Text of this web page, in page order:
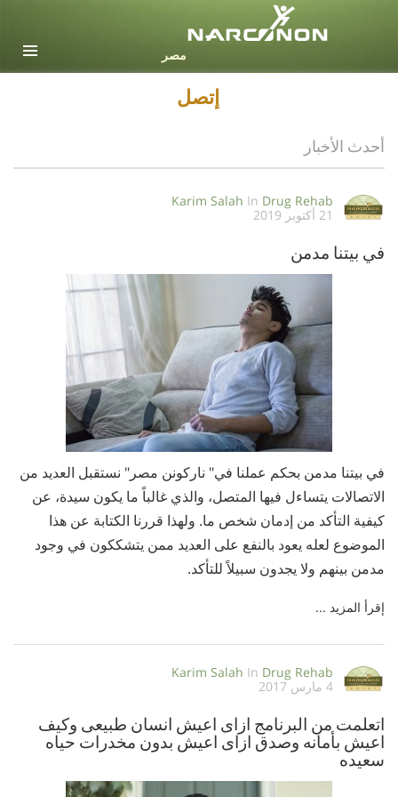
جميع المناطق / اللغات
إتصل
أحدث الأخبار
Karim Salah In Drug Rehab
21 أكتوبر 2019
في بيتنا مدمن
في بيتنا مدمن بحكم عملنا في" ناركونن مصر" نستقبل العديد من
الاتصالات يتساءل فيها المتصل، والذي غالباً ما يكون سيدة، عن
كيفية التأكد من إدمان شخص ما. ولهذا قررنا الكتابة عن هذا
الموضوع لعله يعود بالنفع على العديد ممن يتشككون في وجود
مدمن بينهم ولا يجدون سبيلاً للتأكد.
إقرأ المزيد ...
Karim Salah In Drug Rehab
4 مارس 2017
اتعلمت من البرنامج ازاى اعيش انسان طبيعى وكيف
اعيش بأمانه وصدق ازاى اعيش بدون مخدرات حياه
سعيده